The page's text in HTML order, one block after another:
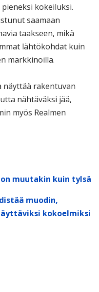
pieneksi kokeiluksi.
saamaan
taakseen, mikä
lähtökohdat kuin
markkinoilla.
näyttää rakentuvan
nähtäväksi jää,
myös Realmen
muutakin kuin tylsä
muodin,
kokoelmiksi